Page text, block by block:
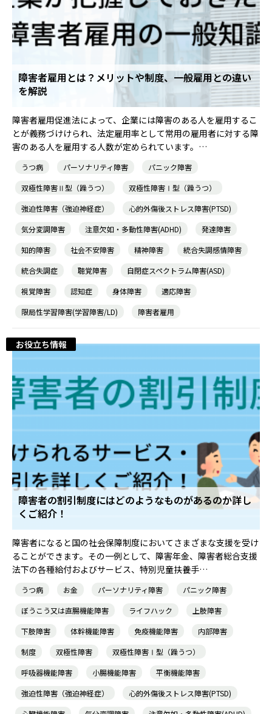
障害者雇用とは？メリットや制度、一般雇用との違い
を解説
障害者雇用促進法によって、企業には障害のある人を雇用するこ
とが義務づけけられ、法定雇用率として常用の雇用者に対する障
害のある人を雇用する人数が定められています。…
うつ病 パーソナリティ障害
パニック障害
双極性障害Ⅱ型（躁うつ）
双極性障害Ⅰ型（躁うつ）
強迫性障害（強迫神経症）
心的外傷後ストレス障害(PTSD)
気分変調障害
注意欠如・多動性障害(ADHD)
発達障害
知的障害
社会不安障害 精神障害
統合失調感情障害
統合失調症
聴覚障害
自閉症スペクトラム障害(ASD)
視覚障害
認知症 身体障害
適応障害
限局性学習障害(学習障害/LD)
障害者雇用
お役立ち情報
障害者の割引制度にはどのようなものがあるのか詳し
くご紹介！
障害者になると国の社会保障制度においてさまざまな支援を受け
ることができます。その一例として、障害年金、障害者総合支援
法下の各種給付およびサービス、特別児童扶養手…
うつ病 お金 パーソナリティ障害
パニック障害
ぼうこう又は直腸機能障害
ライフハック
上肢障害
下肢障害
体幹機能障害 免疫機能障害
内部障害
制度
双極性障害
双極性障害Ⅰ型（躁うつ）
呼吸器機能障害
小腸機能障害
平衡機能障害
強迫性障害（強迫神経症）
心的外傷後ストレス障害(PTSD)